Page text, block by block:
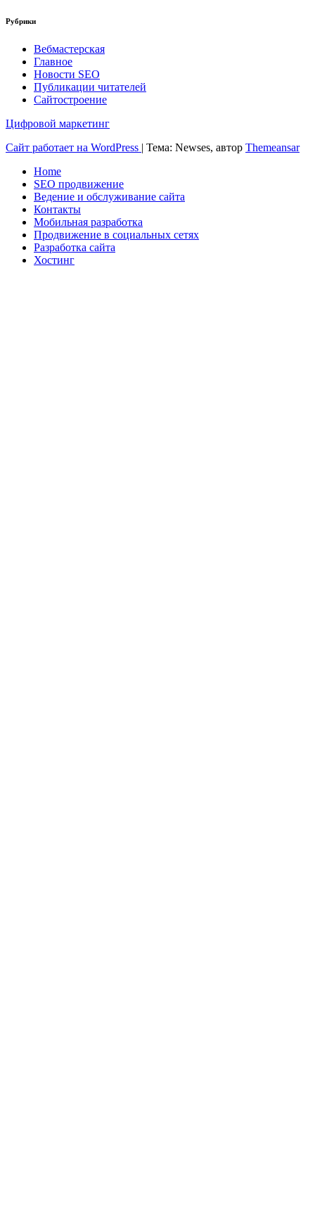
Рубрики
Вебмастерская
Главное
Новости SEO
Публикации читателей
Сайтостроение
Цифровой маркетинг
Сайт работает на WordPress | Тема: Newses, автор Themeansar
Home
SEO продвижение
Ведение и обслуживание сайта
Контакты
Мобильная разработка
Продвижение в социальных сетях
Разработка сайта
Хостинг